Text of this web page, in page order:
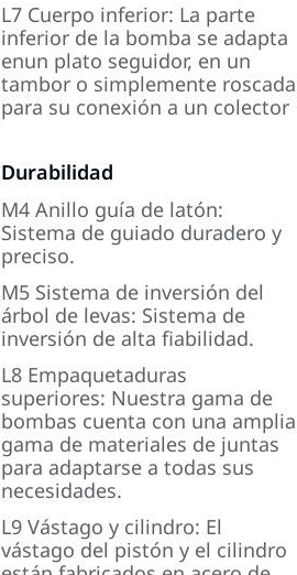
L7 Cuerpo inferior: La parte
inferior de la bomba se adapta
enun plato seguidor, en un
tambor o simplemente roscada
para su conexión a un colector
Durabilidad
M4 Anillo guía de latón:
Sistema de guiado duradero y
preciso.
M5 Sistema de inversión del
árbol de levas: Sistema de
inversión de alta fiabilidad.
L8 Empaquetaduras
superiores: Nuestra gama de
bombas cuenta con una amplia
gama de materiales de juntas
para adaptarse a todas sus
necesidades.
L9 Vástago y cilindro: El
vástago del pistón y el cilindro